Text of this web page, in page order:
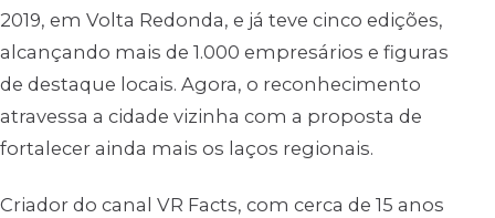
2019, em Volta Redonda, e já teve cinco edições,
alcançando mais de 1.000 empresários e figuras
de destaque locais. Agora, o reconhecimento
atravessa a cidade vizinha com a proposta de
fortalecer ainda mais os laços regionais.
Criador do canal VR Facts, com cerca de 15 anos